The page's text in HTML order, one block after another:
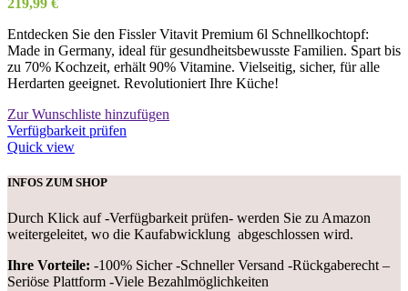
Entdecken Sie den Fissler Vitavit Premium 6l Schnellkochtopf:
Made in Germany, ideal für gesundheitsbewusste Familien. Spart bis
zu 70% Kochzeit, erhält 90% Vitamine. Vielseitig, sicher, für alle
Herdarten geeignet. Revolutioniert Ihre Küche!
Zur Wunschliste hinzufügen
Verfügbarkeit prüfen
Quick view
INFOS ZUM SHOP
Durch Klick auf -Verfügbarkeit prüfen- werden Sie zu Amazon
weitergeleitet, wo die Kaufabwicklung abgeschlossen wird.
Ihre Vorteile: -100% Sicher -Schneller Versand -Rückgaberecht –
Seriöse Plattform -Viele Bezahlmöglichkeiten